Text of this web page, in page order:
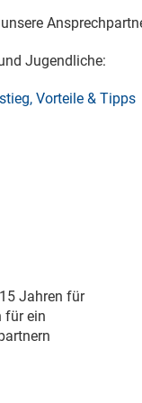
Jugendliche:
Vorteile & Tipps
Jahren für
für ein